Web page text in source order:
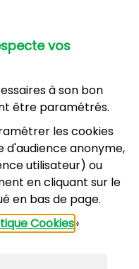
vos
à son bon
être paramétrés.
les cookies
d'audience anonyme,
utilisateur) ou
en cliquant sur le
en bas de page.
Cookies»
92220 Bagneux
00
- 92220 Bagneux
00
: 8h30-12h et